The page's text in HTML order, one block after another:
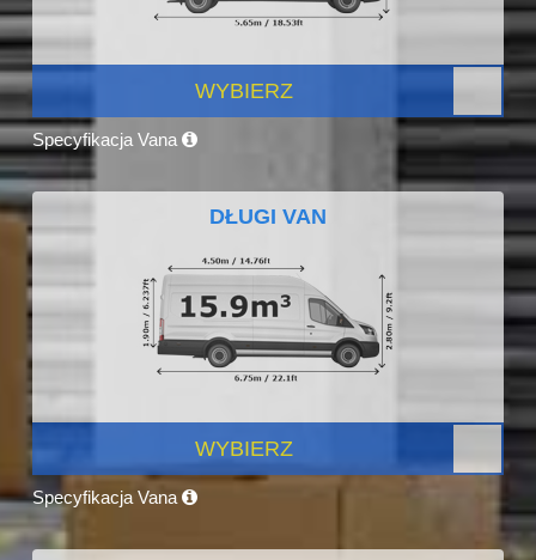
WYBIERZ
Specyfikacja Vana
DŁUGI VAN
WYBIERZ
Specyfikacja Vana